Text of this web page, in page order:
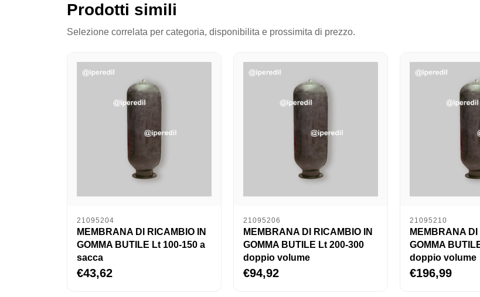
Prodotti simili
Selezione correlata per categoria, disponibilita e prossimita di prezzo.
21095204
MEMBRANA DI RICAMBIO IN
GOMMA BUTILE Lt 100-150 a
sacca
€43,62
21095206
MEMBRANA DI RICAMBIO IN
GOMMA BUTILE Lt 200-300
doppio volume
€94,92
21095210
MEMBRANA DI
GOMMA
doppio volume
€196,99